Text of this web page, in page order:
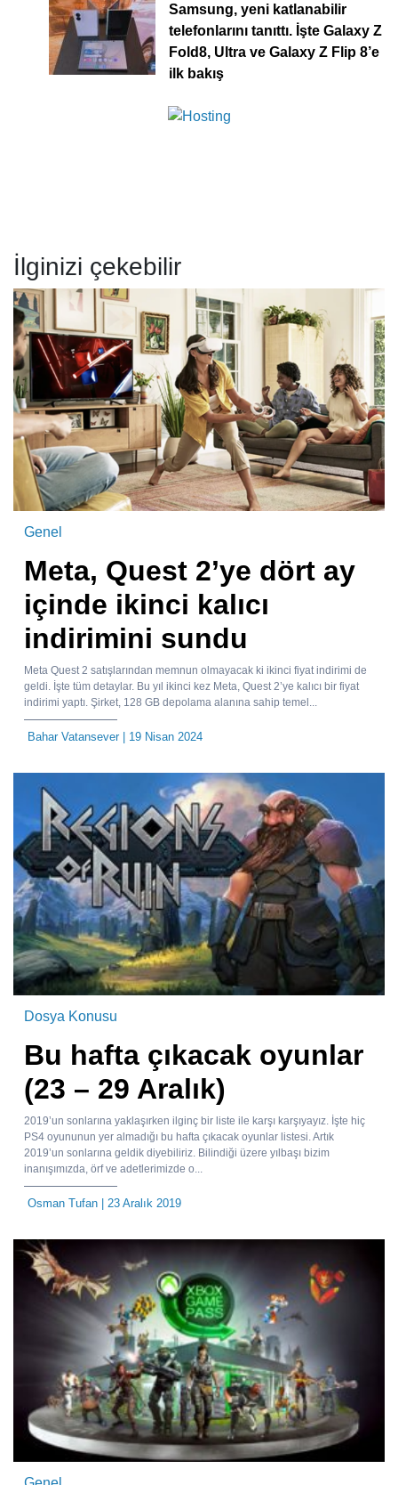
Samsung, yeni katlanabilir
telefonlarını tanıttı. İşte Galaxy Z
Fold8, Ultra ve Galaxy Z Flip 8’e
ilk bakış
İlginizi çekebilir
Genel
Meta, Quest 2’ye dört ay
içinde ikinci kalıcı
indirimini sundu
Meta Quest 2 satışlarından memnun olmayacak ki ikinci fiyat indirimi de
geldi. İşte tüm detaylar. Bu yıl ikinci kez Meta, Quest 2’ye kalıcı bir fiyat
indirimi yaptı. Şirket, 128 GB depolama alanına sahip temel...
Bahar Vatansever| 19 Nisan 2024
Dosya Konusu
Bu hafta çıkacak oyunlar
(23 – 29 Aralık)
2019’un sonlarına yaklaşırken ilginç bir liste ile karşı karşıyayız. İşte hiç
PS4 oyununun yer almadığı bu hafta çıkacak oyunlar listesi. Artık
2019’un sonlarına geldik diyebiliriz. Bilindiği üzere yılbaşı bizim
inanışımızda, örf ve adetlerimizde o...
Osman Tufan | 23 Aralık 2019